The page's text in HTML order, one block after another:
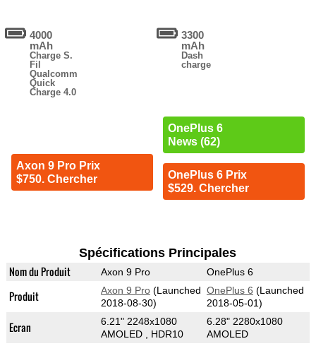
4000
mAh
Charge S.
Fil
Qualcomm
Quick
Charge 4.0
Axon 9 Pro Prix
$750. Chercher
3300
mAh
Dash
charge
OnePlus 6
News (62)
OnePlus 6 Prix
$529. Chercher
Spécifications Principales
Nom du Produit Axon 9 Pro OnePlus 6
Produit Axon 9 Pro(Launched
2018-08-30)
OnePlus 6 (Launched
2018-05-01)
Ecran
6.21" 2248x1080
AMOLED , HDR10
6.28" 2280x1080
AMOLED